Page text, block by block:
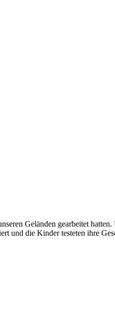
Geländen gearbeitet
und die Kinder testeten ihre